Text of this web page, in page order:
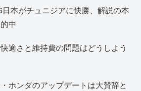
本がチュニジアに快勝、解説の本
中
適さと維持費の問題はどうしよう
ホンダのアップデートは大賛辞と